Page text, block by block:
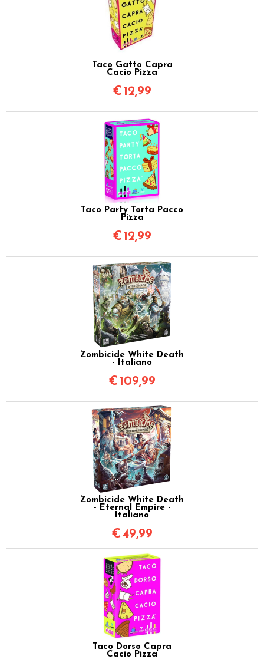
Taco Gatto Capra
Cacio Pizza
€ 12,99
Taco Party Torta Pacco
Pizza
€ 12,99
Zombicide White Death
- Italiano
€ 109,99
Zombicide White Death
- Eternal Empire -
Italiano
€49,99
Taco Dorso Capra
Cacio Pizza